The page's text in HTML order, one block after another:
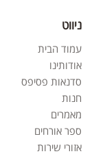
ניווט
עמוד הבית
אודותינו
סדנאות פסיפס
חנות
מאמרים
ספר אורחים
אזורי שירות